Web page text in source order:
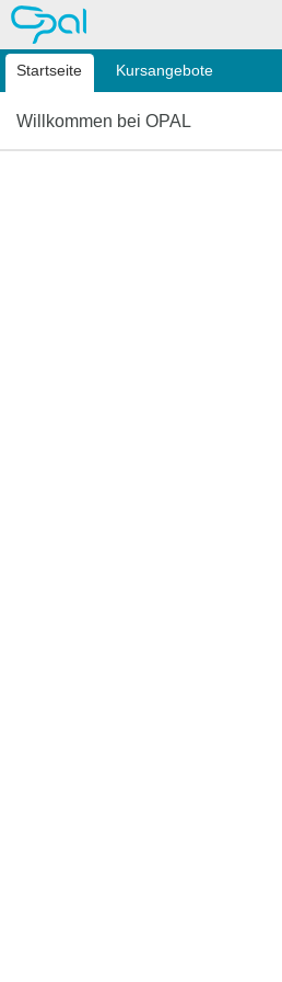
OPAL
Startseite Kursangebote
Willkommen bei OPAL